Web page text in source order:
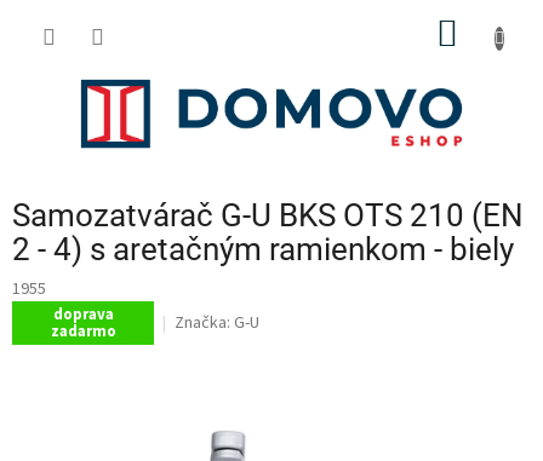
Samozatvárač G-U BKS OTS 210 (EN
2 - 4) s aretačným ramienkom - biely
1955
doprava
zadarmo Značka: G-U